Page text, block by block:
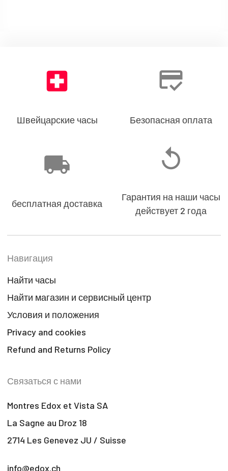
Швейцарские часы Безопасная оплата
бесплатная доставка
Гарантия на наши часы
действует 2 года
Навигация
Найти часы
Найти магазин и сервисный центр
Условия и положения
Privacy and cookies
Refund and Returns Policy
Связаться с нами
Montres Edox et Vista SA
La Sagne au Droz 18
2714 Les Genevez JU / Suisse
info@edox.ch